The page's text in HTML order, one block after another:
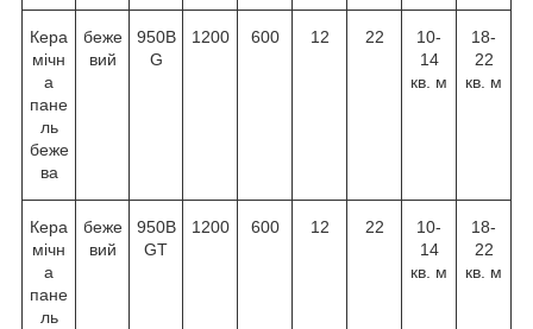
Кера
мічн
а
пане
ль
беже
ва
беже
вий
950B
G
1200 600 12 22
10-
14
кв. м
18-
22
кв. м
Кера
мічн
а
пане
ль
беже
вий
950B
GT
1200 600 12 22
10-
14
кв. м
18-
22
кв. м